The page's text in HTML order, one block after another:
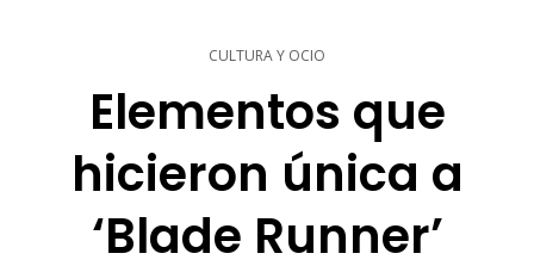
CULTURA Y OCIO
Elementos que
hicieron única a
‘Blade Runner’